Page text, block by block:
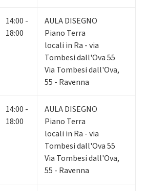
14:00 -
18:00
AULA DISEGNO
Piano Terra
locali in Ra - via
Tombesi dall'Ova 55
Via Tombesi dall'Ova,
55 - Ravenna
14:00 -
18:00
AULA DISEGNO
Piano Terra
locali in Ra - via
Tombesi dall'Ova 55
Via Tombesi dall'Ova,
55 - Ravenna